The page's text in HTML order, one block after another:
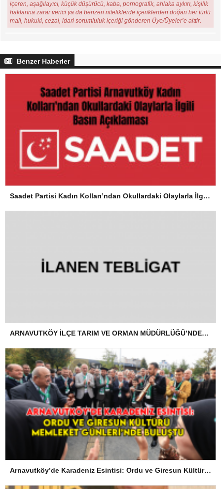
içeren, aşağılayıcı, küçük düşürücü, kaba, pornografik, ahlaka aykırı, kişilik
haklarına zarar verici ya da benzeri niteliklerde içeriklerden doğan her türlü
mali, hukuki, cezai, idari sorumluluk içeriği gönderen Üye/Üyeler’e aittir.
Benzer Haberler
Saadet Partisi Kadın Kolları’ndan Okullardaki Olaylarla İlgili Basın Açıklaması
ARNAVUTKÖY İLÇE TARIM VE ORMAN MÜDÜRLÜĞÜ’NDEN İLANEN TEBLİGAT
Arnavutköy’de Karadeniz Esintisi: Ordu ve Giresun Kültürü Memleket Günleri’nde Buluştu